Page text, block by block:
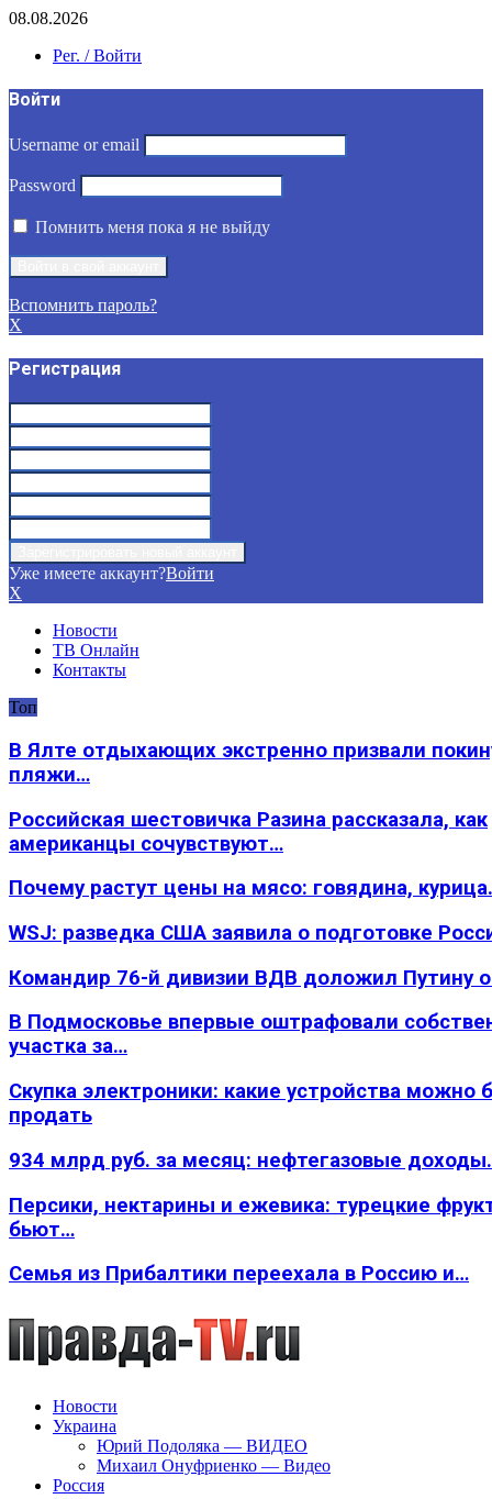
08.08.2026
Рег. / Войти
Войти
Username or email
Password
Помнить меня пока я не выйду
Вспомнить пароль?
X
Регистрация
Уже имеете аккаунт?Войти
X
Новости
ТВ Онлайн
Контакты
Топ
В Ялте отдыхающих экстренно призвали
пляжи…
Российская шестовичка Разина рассказала, как
американцы сочувствуют…
Почему растут цены на мясо: говядина,
WSJ: разведка США заявила о подготовке
Командир 76-й дивизии ВДВ доложил Путину
В Подмосковье впервые оштрафовали
участка за…
Скупка электроники: какие устройства можно
продать
934 млрд руб. за месяц: нефтегазовые
Персики, нектарины и ежевика: турецкие
бьют…
Семья из Прибалтики переехала в Россию и…
Новости
Украина
Юрий Подоляка — ВИДЕО
Михаил Онуфриенко — Видео
Россия